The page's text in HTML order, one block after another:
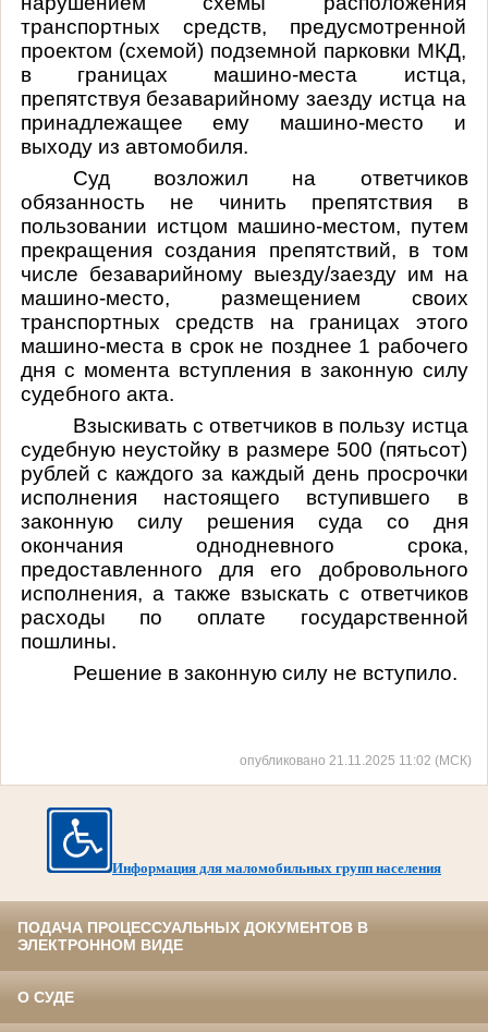
транспортных средств, предусмотренной
проектом (схемой) подземной парковки МКД,
в границах машино-места истца,
препятствуя безаварийному заезду истца на
принадлежащее ему машино-место и
выходу из автомобиля.
Суд возложил на ответчиков
обязанность не чинить препятствия в
пользовании истцом машино-местом, путем
прекращения создания препятствий, в том
числе безаварийному выезду/заезду им на
машино-место, размещением своих
транспортных средств на границах этого
машино-места в срок не позднее 1 рабочего
дня с момента вступления в законную силу
судебного акта.
Взыскивать с ответчиков в пользу истца
судебную неустойку в размере 500 (пятьсот)
рублей с каждого за каждый день просрочки
исполнения настоящего вступившего в
законную силу решения суда со дня
окончания однодневного срока,
предоставленного для его добровольного
исполнения, а также взыскать с ответчиков
расходы по оплате государственной
пошлины.
Решение в законную силу не вступило.
опубликовано 21.11.2025 11:02 (МСК)
Информация для маломобильных групп населения
ПОДАЧА ПРОЦЕССУАЛЬНЫХ ДОКУМЕНТОВ В
ЭЛЕКТРОННОМ ВИДЕ
О СУДЕ